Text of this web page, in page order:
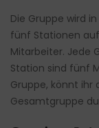
Die Gruppe wird
fünf Stationen
Mitarbeiter. Jede
Station sind fünf
Gruppe, könnt
Gesamtgruppe